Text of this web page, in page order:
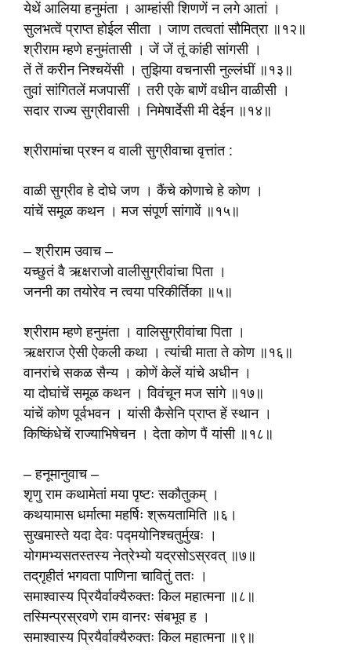
येथें आलिया हनुमंता । आम्हांसी शिणणें न लगे आतां ।
सुलभत्वें प्राप्त होईल सीता । जाण तत्वतां सौमित्रा ॥१२॥
श्रीराम म्हणे हनुमंतासी । जें जें तूं कांही सांगसी ।
तें तें करीन निश्चयेंसी । तुझिया वचनासी नुल्लंघीं ॥१३॥
तुवां सांगितलें मजपासीं । तरी एके बाणें वधीन वाळीसी ।
सदार राज्य सुग्रीवासी । निमेषार्देसी मी देईन ॥१४॥
श्रीरामांचा प्रश्न व वाली सुग्रीवाचा वृत्तांत :
वाळी सुग्रीव हे दोघे जण । कैंचे कोणाचे हे कोण ।
यांचें समूळ कथन । मज संपूर्ण सांगावें ॥१५॥
– श्रीराम उवाच –
यच्छुतं वै ऋक्षराजो वालीसुग्रीवांचा पिता ।
जननी का तयोरेव न त्वया परिकीर्तिका ॥५॥
श्रीराम म्हणे हनुमंता । वालिसुग्रीवांचा पिता ।
ऋक्षराज ऐसी ऐकली कथा । त्यांची माता ते कोण ॥१६॥
वानरांचे सकळ सैन्य । कोणें केलें यांचे अधीन ।
या दोघांचें समूळ कथन । विवंचून मज सांगे ॥१७॥
यांचें कोण पूर्वभवन । यांसी कैसेनि प्राप्त हें स्थान ।
किष्किंधेचें राज्याभिषेचन । देता कोण पैं यांसी ॥१८॥
– हनूमानुवाच –
शृणु राम कथामेतां मया पृष्टः सकौतुकम् ।
कथयामास धर्मात्मा महर्षिः श्रूयतामिति ॥६।
सुखमास्ते यदा देवः पद्मयोनिश्चतुर्मुखः ।
योगमभ्यसतस्तस्य नेत्रेभ्यो यद्रसोऽस्रवत् ॥७॥
तद्‌गृहीतं भगवता पाणिना चावितुं ततः ।
समाश्वास्य प्रियैर्वाक्यैरुक्तः किल महात्मना ॥८॥
तस्मिन्प्रस्रवणे राम वानरः संबभूव ह ।
समाश्वास्य प्रियैर्वाक्यैरुक्तः किल महात्मना ॥९॥